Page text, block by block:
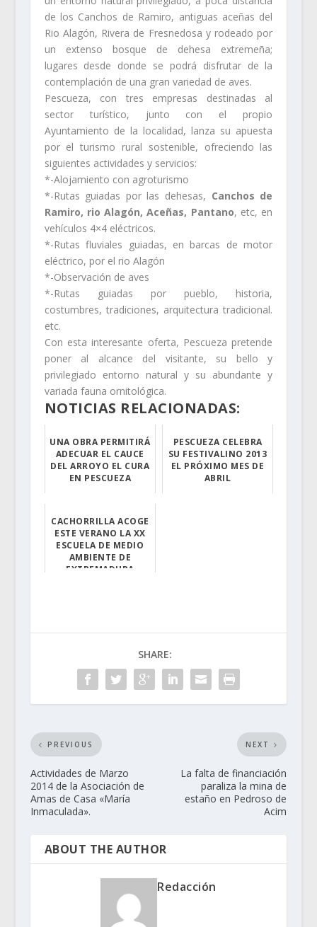
de los Canchos de Ramiro, antiguas aceñas del
Rio Alagón, Rivera de Fresnedosa y rodeado por
un extenso bosque de dehesa extremeña;
lugares desde donde se podrá disfrutar de la
contemplación de una gran variedad de aves.
Pescueza, con tres empresas destinadas al
sector turístico, junto con el propio
Ayuntamiento de la localidad, lanza su apuesta
por el turismo rural sostenible, ofreciendo las
siguientes actividades y servicios:
*-Alojamiento con agroturismo
*-Rutas guiadas por las dehesas, Canchos de
Ramiro, rio Alagón, Aceñas, Pantano, etc, en
vehículos 4×4 eléctricos.
*-Rutas fluviales guiadas, en barcas de motor
eléctrico, por el rio Alagón
*-Observación de aves
*-Rutas guiadas por pueblo, historia,
costumbres, tradiciones, arquitectura tradicional.
etc.
Con esta interesante oferta, Pescueza pretende
poner al alcance del visitante, su bello y
privilegiado entorno natural y su abundante y
variada fauna ornitológica.
NOTICIAS RELACIONADAS:
UNA OBRA PERMITIRÁ
ADECUAR EL CAUCE
DEL ARROYO EL CURA
EN PESCUEZA
PESCUEZA CELEBRA
SU FESTIVALINO 2013
EL PRÓXIMO MES DE
ABRIL
CACHORRILLA ACOGE
ESTE VERANO LA XX
ESCUELA DE MEDIO
AMBIENTE DE
EXTREMADURA
SHARE:
PREVIOUS
Actividades de Marzo
2014 de la Asociación de
Amas de Casa «María
Inmaculada».
NEXT
La falta de financiación
paraliza la mina de
estaño en Pedroso de
Acim
ABOUT THE AUTHOR
Redacción